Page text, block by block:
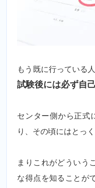
もう既に行っている
試験後には必ず自
センター側から正式
り、その頃にはとっ
まりこれがどういう
な得点を知ることが